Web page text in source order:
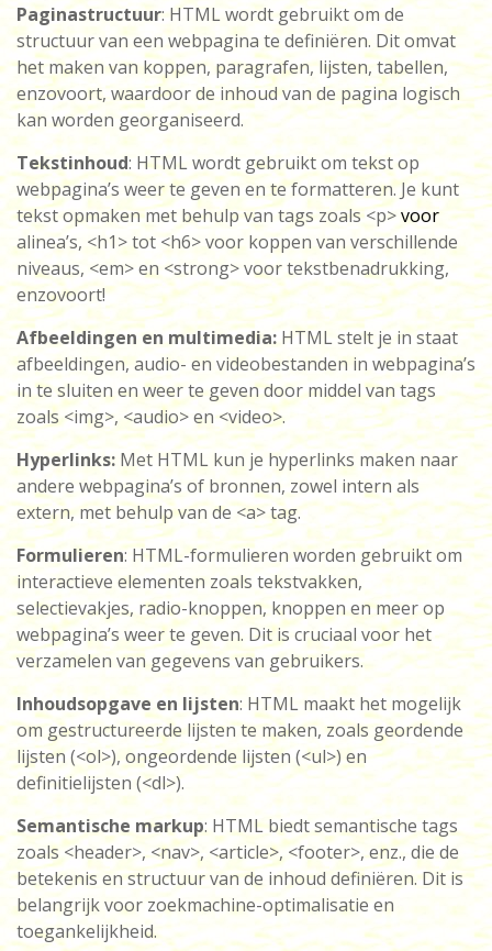
Paginastructuur: HTML wordt gebruikt om de
structuur van een webpagina te definiëren. Dit omvat
het maken van koppen, paragrafen, lijsten, tabellen,
enzovoort, waardoor de inhoud van de pagina logisch
kan worden georganiseerd.
Tekstinhoud: HTML wordt gebruikt om tekst op
webpagina’s weer te geven en te formatteren. Je kunt
tekst opmaken met behulp van tags zoals <p>voor
alinea’s, <h1> tot <h6> voor koppen van verschillende
niveaus, <em> en <strong> voor tekstbenadrukking,
enzovoort!
Afbeeldingen en multimedia: HTML stelt je in staat
afbeeldingen, audio- en videobestanden in webpagina’s
in te sluiten en weer te geven door middel van tags
zoals <img>, <audio> en <video>.
Hyperlinks: Met HTML kun je hyperlinks maken naar
andere webpagina’s of bronnen, zowel intern als
extern, met behulp van de <a> tag.
Formulieren: HTML-formulieren worden gebruikt om
interactieve elementen zoals tekstvakken,
selectievakjes, radio-knoppen, knoppen en meer op
webpagina’s weer te geven. Dit is cruciaal voor het
verzamelen van gegevens van gebruikers.
Inhoudsopgave en lijsten: HTML maakt het mogelijk
om gestructureerde lijsten te maken, zoals geordende
lijsten (<ol>), ongeordende lijsten (<ul>) en
definitielijsten (<dl>).
Semantische markup: HTML biedt semantische tags
zoals <header>, <nav>, <article>, <footer>, enz., die de
betekenis en structuur van de inhoud definiëren. Dit is
belangrijk voor zoekmachine-optimalisatie en
toegankelijkheid.